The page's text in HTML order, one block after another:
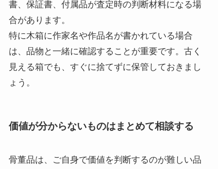
書、保証書、付属品が査定時の判断材料になる場
合があります。
特に木箱に作家名や作品名が書かれている場合
は、品物と一緒に確認することが重要です。古く
見える箱でも、すぐに捨てずに保管しておきまし
ょう。
価値が分からないものはまとめて相談する
骨董品は、ご自身で価値を判断するのが難しい品